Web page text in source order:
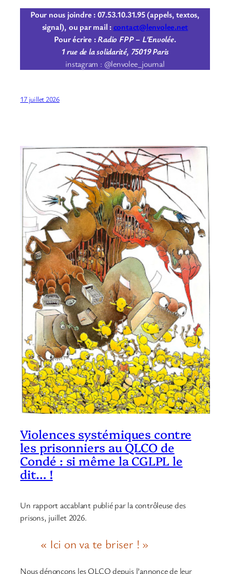
Pour nous joindre : 07.53.10.31.95 (appels, textos,
signal), ou par mail :contact@lenvolee.net
Pour écrire :Radio FPP – L’Envolée.
1 rue de la solidarité, 75019 Paris
instagram : @lenvolee_journal
17 juillet 2026
Violences systémiques contre
les prisonniers au QLCO de
Condé : si même la CGLPL le
dit… !
Un rapport accablant publié par la contrôleuse des
prisons, juillet 2026.
« Ici on va te briser ! »
Nous dénonçons les QLCO depuis l’annonce de leur